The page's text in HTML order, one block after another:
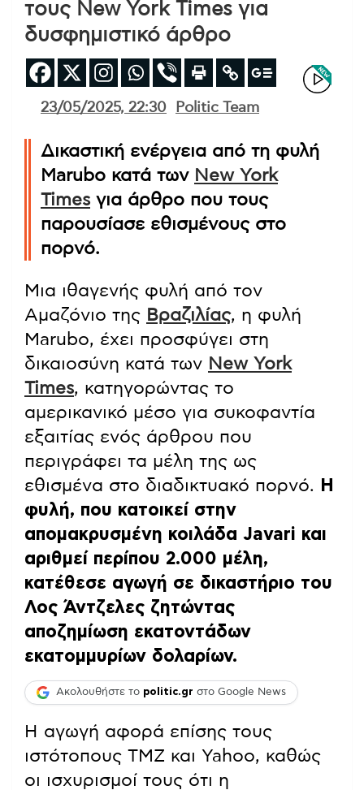
τους New York Times για
δυσφημιστικό άρθρο
23/05/2025, 22:30 Politic Team
Δικαστική ενέργεια από τη φυλή
Marubo κατά των New York
Times για άρθρο που τους
παρουσίασε εθισμένους στο
πορνό.
Μια ιθαγενής φυλή από τον
Αμαζόνιο της Βραζιλίας, η φυλή
Marubo, έχει προσφύγει στη
δικαιοσύνη κατά των New York
Times, κατηγορώντας το
αμερικανικό μέσο για συκοφαντία
εξαιτίας ενός άρθρου που
περιγράφει τα μέλη της ως
εθισμένα στο διαδικτυακό πορνό.
Η
φυλή, που κατοικεί στην
απομακρυσμένη κοιλάδα Javari και
αριθμεί περίπου 2.000 μέλη,
κατέθεσε αγωγή σε δικαστήριο του
Λος Άντζελες ζητώντας
αποζημίωση εκατοντάδων
εκατομμυρίων δολαρίων.
Ακολουθήστε το politic.gr στο Google News
Η αγωγή αφορά επίσης τους
ιστότοπους TMZ και Yahoo, καθώς
οι ισχυρισμοί τους ότι η